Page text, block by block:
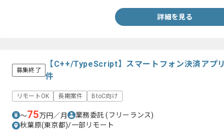
詳細を見る
募集終了
【C++/TypeScript】スマートフォン決済アプ
件
リモートOK 長期案件 BtoC向け
〜75万円／月 業務委託(フリーランス)
秋葉原(東京都)/一部リモート